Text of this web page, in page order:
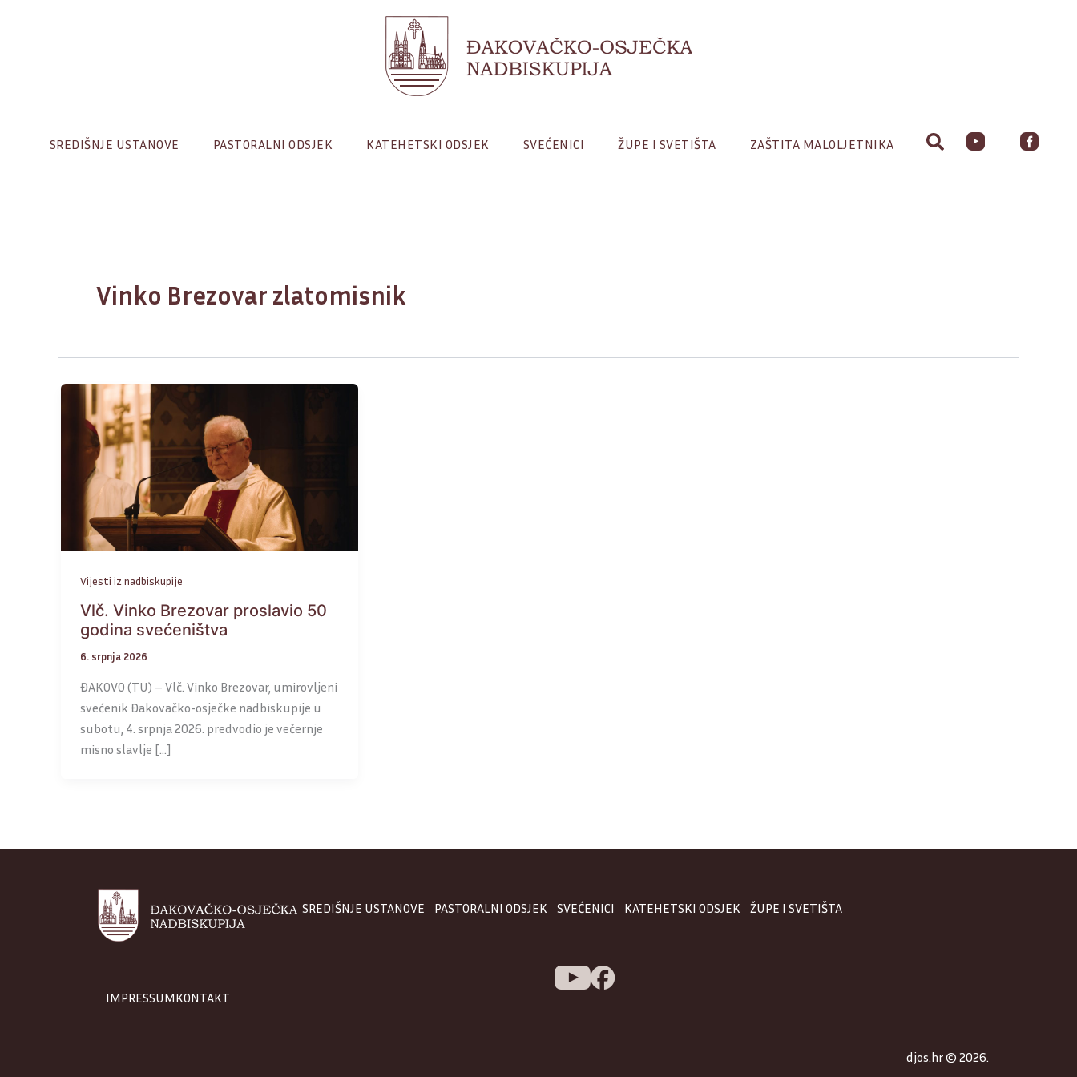
SREDIŠNJE USTANOVE PASTORALNI ODSJEK KATEHETSKI ODSJEK SVEĆENICI ŽUPE I SVETIŠTA ZAŠTITA MALOLJETNIKA
Vinko Brezovar zlatomisnik
Vijesti iz nadbiskupije
Vlč. Vinko Brezovar proslavio 50
godina svećeništva
6. srpnja 2026
ĐAKOVO (TU) – Vlč. Vinko Brezovar, umirovljeni
svećenik Đakovačko-osječke nadbiskupije u
subotu, 4. srpnja 2026. predvodio je večernje
misno slavlje […]
SREDIŠNJE USTANOVE PASTORALNI ODSJEK SVEĆENICI KATEHETSKI ODSJEK ŽUPE I SVETIŠTA
IMPRESSUMKONTAKT
djos.hr © 2026.